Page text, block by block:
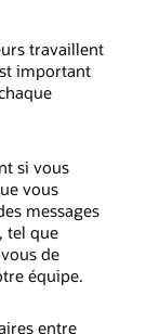
travaillent
important
si vous
vous
messages
tel que
de
équipe.
entre